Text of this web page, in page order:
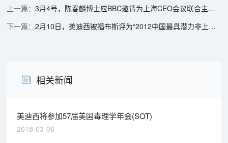
3月4号，陈春麟博士应BBC邀请为上海CEO会议联合主办方
2月10日，美迪西被福布斯评为“2012中国最具潜力非上市公司”前100名
相关新闻
美迪西将参加57届美国毒理学年会(SOT)
2018-03-06